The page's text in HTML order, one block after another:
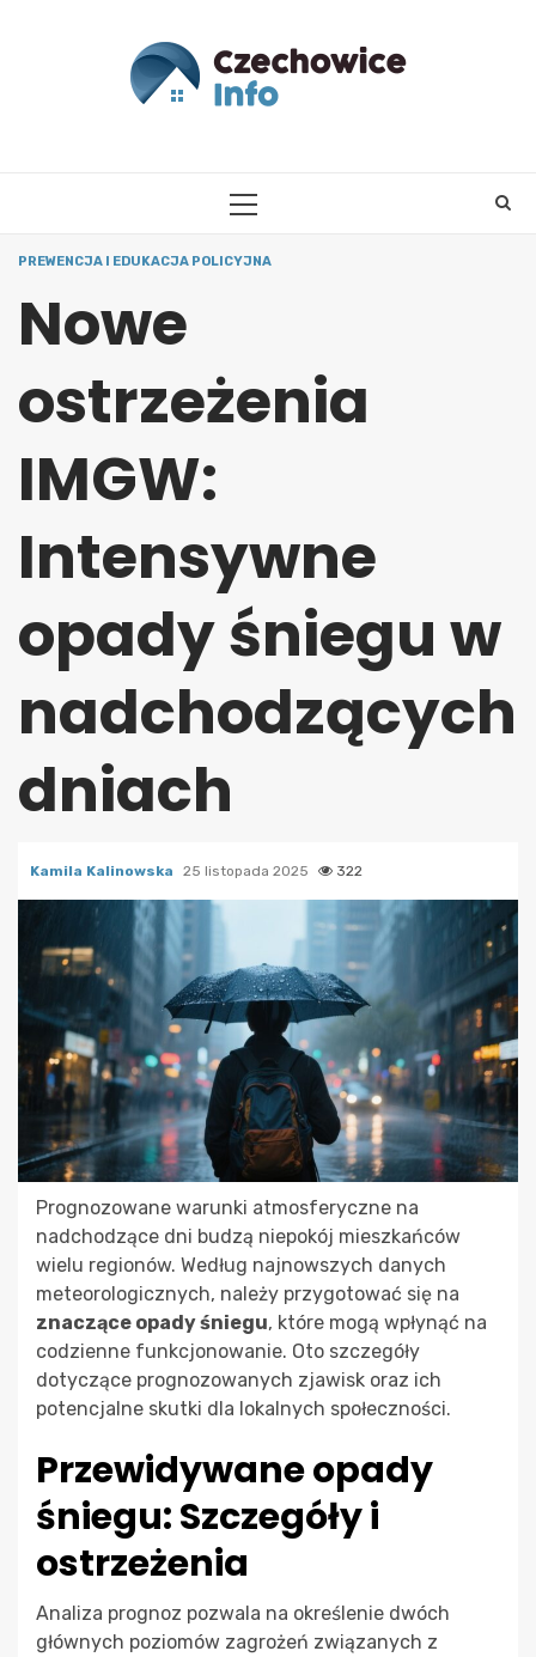
PRIMARY
PREWENCJA I EDUKACJA POLICYJNA
Nowe
ostrzeżenia
IMGW:
Intensywne
opady śniegu w
nadchodzących
dniach
Kamila Kalinowska 25 listopada 2025 322
Prognozowane warunki atmosferyczne na
nadchodzące dni budzą niepokój mieszkańców
wielu regionów. Według najnowszych danych
meteorologicznych, należy przygotować się na
znaczące opady śniegu, które mogą wpłynąć na
codzienne funkcjonowanie. Oto szczegóły
dotyczące prognozowanych zjawisk oraz ich
potencjalne skutki dla lokalnych społeczności.
Przewidywane opady
śniegu: Szczegóły i
ostrzeżenia
Analiza prognoz pozwala na określenie dwóch
głównych poziomów zagrożeń związanych z